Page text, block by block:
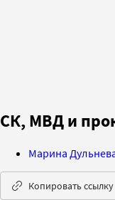
СК, МВД и
Марина
Копировать ссылку